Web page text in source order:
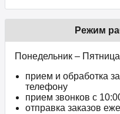
Режим
Понедельник –
прием и обработка
телефону
прием звонков c
отправка заказов